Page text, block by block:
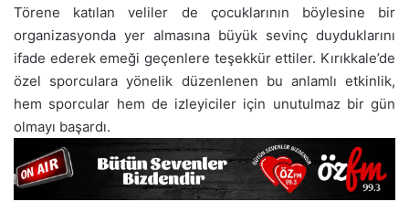
Törene katılan veliler de çocuklarının böylesine bir
organizasyonda yer almasına büyük sevinç duyduklarını
ifade ederek emeği geçenlere teşekkür ettiler. Kırıkkale’de
özel sporculara yönelik düzenlenen bu anlamlı etkinlik,
hem sporcular hem de izleyiciler için unutulmaz bir gün
olmayı başardı.